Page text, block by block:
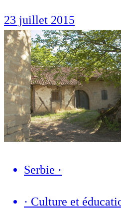
23 juillet 2015
Serbie ·
· Culture et